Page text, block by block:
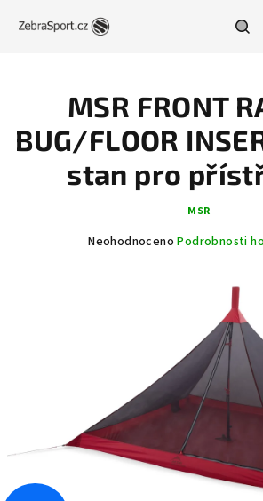
MSR FRONT
BUG/FLOOR
stan pro
MSR
Průměrné
Neohodnoceno Podrobnosti